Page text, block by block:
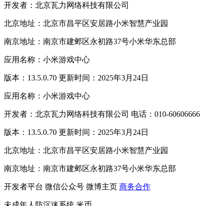
开发者：北京瓦力网络科技有限公司
北京地址：北京市昌平区安居路小米智慧产业园
南京地址：南京市建邺区永初路37号小米华东总部
应用名称：小米游戏中心
版本：13.5.0.70 更新时间：2025年3月24日
应用名称：小米游戏中心
开发者：北京瓦力网络科技有限公司 电话：010-60606666
版本：13.5.0.70 更新时间：2025年3月24日
北京地址：北京市昌平区安居路小米智慧产业园
南京地址：南京市建邺区永初路37号小米华东总部
开发者平台 微信公众号 微博主页 商务合作